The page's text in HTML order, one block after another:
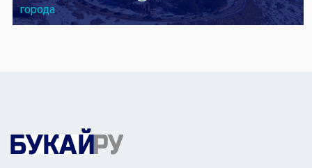
города